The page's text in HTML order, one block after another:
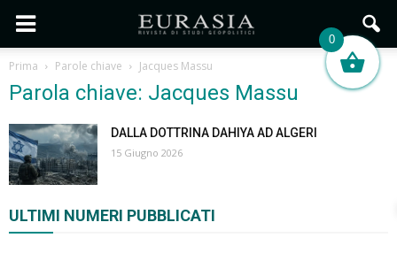
Prima Parole chiave Jacques Massu
Parola chiave: Jacques Massu
DALLA DOTTRINA DAHIYA AD ALGERI
15 Giugno 2026
ULTIMI NUMERI PUBBLICATI
0